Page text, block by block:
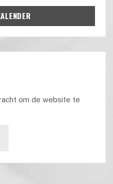
om de website te